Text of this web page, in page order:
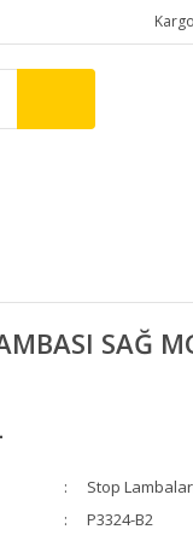
SAĞ
Stop
P3324-B2